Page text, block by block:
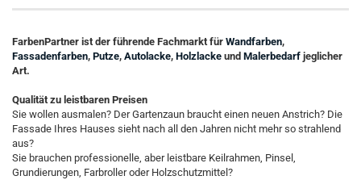
FarbenPartner ist der führende Fachmarkt für Wandfarben,
Fassadenfarben, Putze, Autolacke, Holzlacke und Malerbedarf jeglicher
Art.
Qualität zu leistbaren Preisen
Sie wollen ausmalen? Der Gartenzaun braucht einen neuen Anstrich? Die
Fassade Ihres Hauses sieht nach all den Jahren nicht mehr so strahlend
aus?
Sie brauchen professionelle, aber leistbare Keilrahmen, Pinsel,
Grundierungen, Farbroller oder Holzschutzmittel?